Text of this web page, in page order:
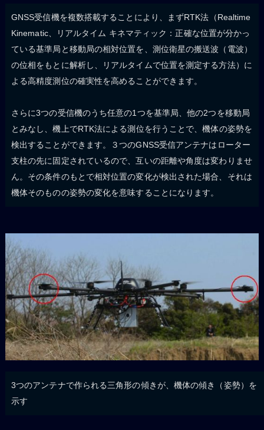
GNSS受信機を複数搭載することにより、まずRTK法（Realtime
Kinematic、リアルタイム キネマティック：正確な位置が分かっ
ている基準局と移動局の相対位置を、測位衛星の搬送波（電波）
の位相をもとに解析し、リアルタイムで位置を測定する方法）に
よる高精度測位の確実性を高めることができます。
さらに3つの受信機のうち任意の1つを基準局、他の2つを移動局
とみなし、機上でRTK法による測位を行うことで、機体の姿勢を
検出することができます。３つのGNSS受信アンテナはローター
支柱の先に固定されているので、互いの距離や角度は変わりませ
ん。その条件のもとで相対位置の変化が検出された場合、それは
機体そのものの姿勢の変化を意味することになります。
3つのアンテナで作られる三角形の傾きが、機体の傾き（姿勢）を
示す